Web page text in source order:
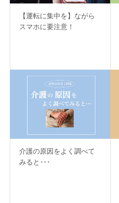
【運転に集中を】ながら
スマホに要注意！
介護の原因をよく調べて
みると･･･